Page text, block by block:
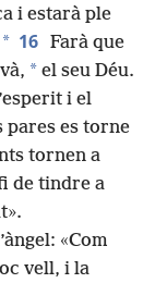
i estarà ple
* 16 Farà que
* el seu Déu.
i el
pares es torne
tornen a
de tindre a
«Com
vell, i la